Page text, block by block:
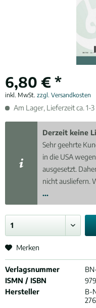
6,80 € *
inkl. MwSt. zzgl. Versandkosten
Am Lager, Lieferzeit ca. 1-
Derzeit keine
Sehr geehrte
in die USA
ausgesetzt.
nicht ausliefern.
...
Merken
Verlagsnummer
ISMN / ISBN
Hersteller
B-